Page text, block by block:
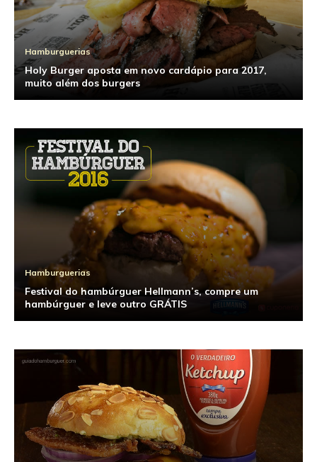
Hamburguerias
Holy Burger aposta em novo cardápio para 2017,
muito além dos burgers
Hamburguerias
Festival do hambúrguer Hellmann’s, compre um
hambúrguer e leve outro GRÁTIS